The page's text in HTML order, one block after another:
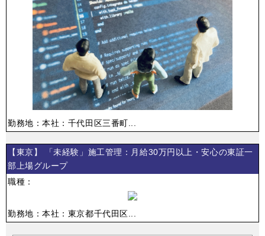
勤務地：本社：千代田区三番町...
【東京】 「未経験」施工管理：月給30万円以上・安心の東証一
部上場グループ
職種：
勤務地：本社：東京都千代田区...